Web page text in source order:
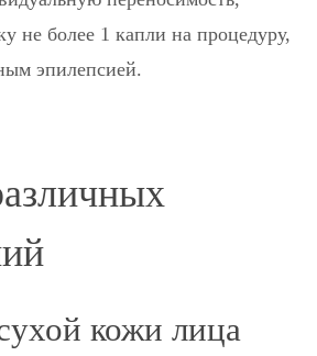
не более 1 капли на процедуру,
эпилепсией.
кожи лица